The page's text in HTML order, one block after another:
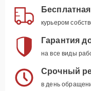
курьером
Гарантия
на все виды
Срочный
в день